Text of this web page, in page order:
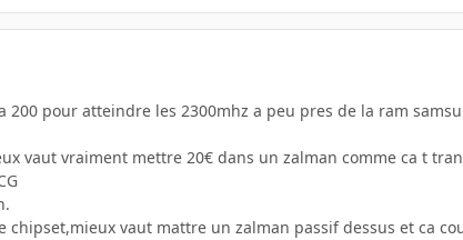
200 pour atteindre les 2300mhz a peu pres de la ram
vaut vraiment mettre 20€ dans un zalman comme ca t
chipset,mieux vaut mattre un zalman passif dessus et ca